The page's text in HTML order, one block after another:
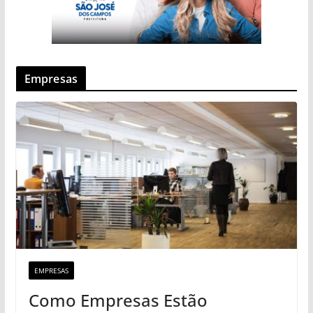
Empresas
EMPRESAS
Como Empresas Estão